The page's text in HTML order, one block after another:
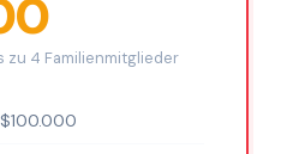
zu 4 Familienmitglieder